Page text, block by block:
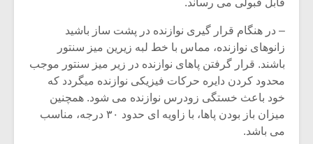
– در هنگام قرار گیری نوازنده در پشت ساز باشید
زانوهای نوازنده، مماس با خط لبه زیرین میز سنتور
باشند. قرار گرفتن پاهای نوازنده در زیر میز سنتور موجب
محدود کردن دایره حرکات فیزیکی نوازنده میگردد که
خود باعث خستگی زودرس نوازنده می شود. همچنین
میزان باز بودن پاها، با زاویه ای حدود ۳۰ درجه، مناسب
می باشد.
متن فیلم «متری
اگر نمی توانی
مشهورترین باشی،
بدنام ترین باش
سکانسی